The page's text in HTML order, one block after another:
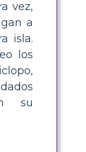
vez,
a
isla.
los
su